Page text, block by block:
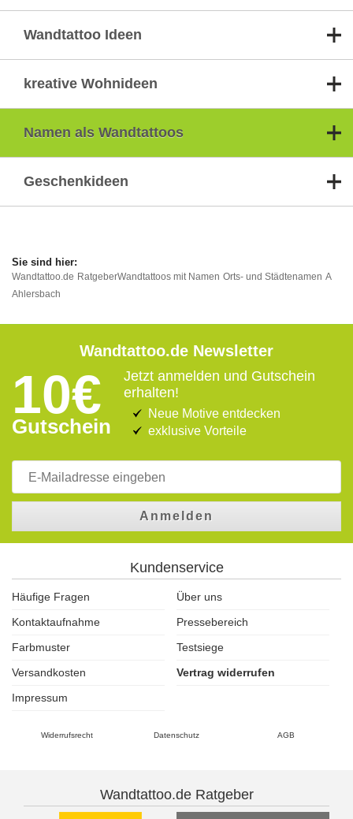
Wandtattoo Ideen
kreative Wohnideen
Namen als Wandtattoos
Geschenkideen
Wandtattoo.de RatgeberWandtattoos mit Namen Orts- und Städtenamen A
Ahlersbach
Wandtattoo.de Newsletter
10€
Gutschein
Jetzt anmelden und Gutschein
erhalten!
Neue Motive entdecken
exklusive Vorteile
Anmelden
Kundenservice
Häufige Fragen
Über uns
Kontaktaufnahme
Pressebereich
Farbmuster
Testsiege
Versandkosten
Vertrag widerrufen
Impressum
Widerrufsrecht Datenschutz AGB
Wandtattoo.de Ratgeber